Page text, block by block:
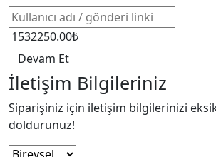
1532250.00₺
Devam Et
İletişim Bilgileriniz
Siparişiniz için iletişim bilgilerinizi
doldurunuz!